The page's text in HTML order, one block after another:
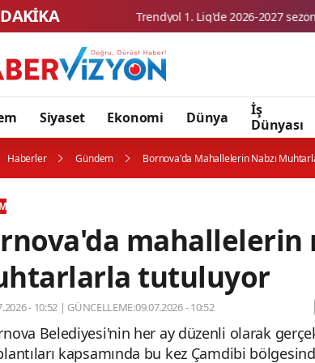
Siyaset Ekonomi Dünya
İş
Dünyası
Haberler Gündem Bornova'da Mahallelerin Nabzı
mahallelerin
tutuluyor
- 10:52 | GÜNCELLEME:09.07.2026 - 10:52
Belediyesi'nin her ay düzenli olarak
kapsamında bu kez Çamdibi